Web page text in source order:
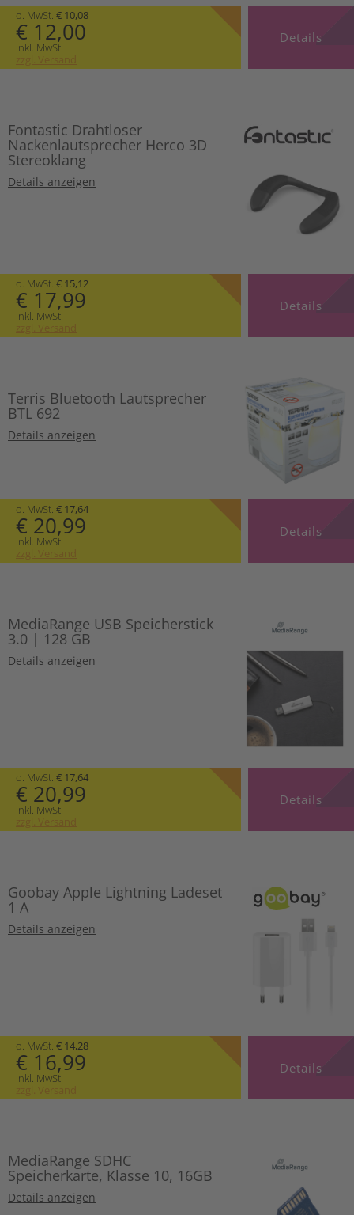
o. MwSt. € 10,08
€ 12,00
inkl. MwSt.
zzgl. Versand
Details
Fontastic Drahtloser
Nackenlautsprecher Herco 3D
Stereoklang
Details anzeigen
o. MwSt. € 15,12
€ 17,99
inkl. MwSt.
zzgl. Versand
Details
Terris Bluetooth Lautsprecher
BTL 692
Details anzeigen
o. MwSt. € 17,64
€ 20,99
inkl. MwSt.
zzgl. Versand
Details
MediaRange USB Speicherstick
3.0 | 128 GB
Details anzeigen
o. MwSt. € 17,64
€ 20,99
inkl. MwSt.
zzgl. Versand
Details
Goobay Apple Lightning Ladeset
1 A
Details anzeigen
o. MwSt. € 14,28
€ 16,99
inkl. MwSt.
zzgl. Versand
Details
MediaRange SDHC
Speicherkarte, Klasse 10, 16GB
Details anzeigen